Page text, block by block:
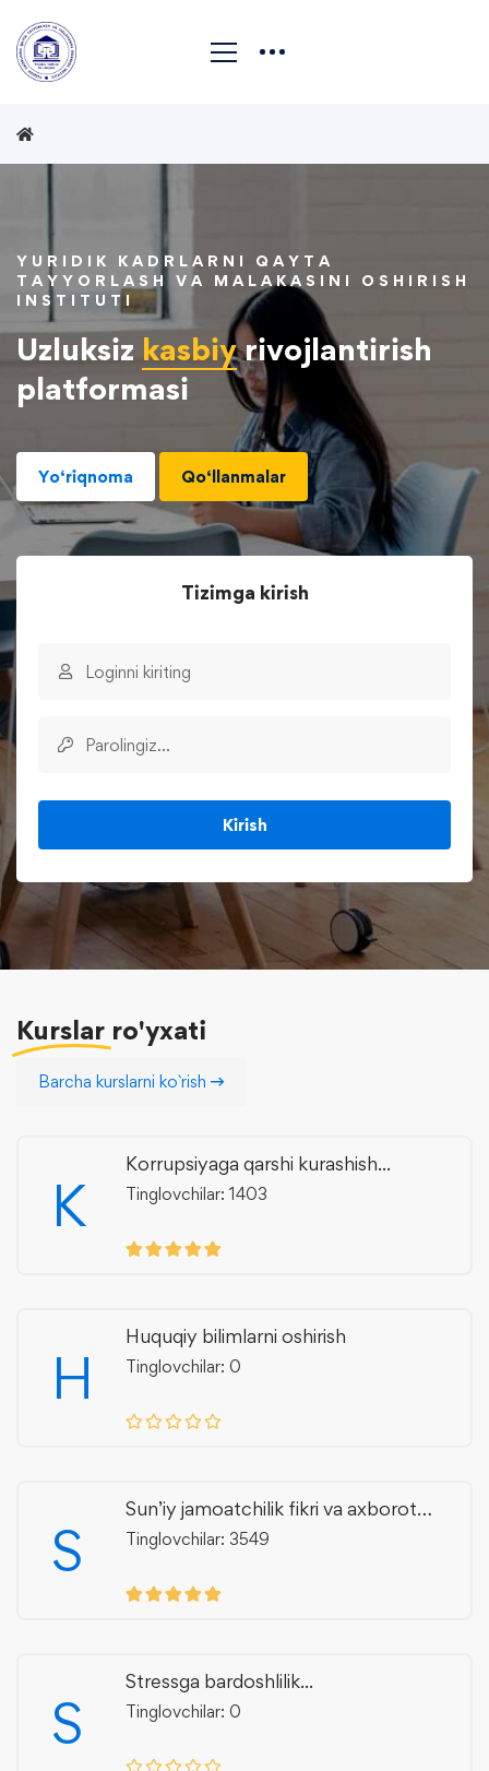
YURIDIK KADRLARNI QAYTA
TAYYORLASH VA MALAKASINI OSHIRISH
INSTITUTI
Uzluksiz kasbiyrivojlantirish
platformasi
Yo‘riqnoma Qo‘llanmalar
Tizimga kirish
Kirish
Kurslar ro'yxati
Barcha kurslarni ko`rish
K
Korrupsiyaga qarshi kurashish...
Tinglovchilar: 1403
H
Huquqiy bilimlarni oshirish
Tinglovchilar: 0
S
Sun’iy jamoatchilik fikri va axborot
manipulyatsiyasi
Tinglovchilar: 3549
S
Stressga bardoshlilik...
Tinglovchilar: 0